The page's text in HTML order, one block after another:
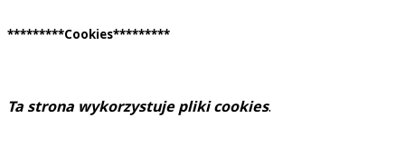
*********Cookies*********
Ta strona wykorzystuje pliki cookies.